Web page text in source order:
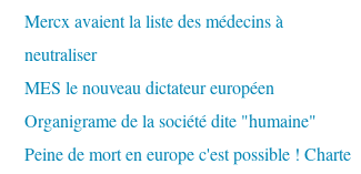
Mercx avaient la liste des médecins à
neutraliser
MES le nouveau dictateur européen
Organigrame de la société dite "humaine"
Peine de mort en europe c'est possible ! Charte